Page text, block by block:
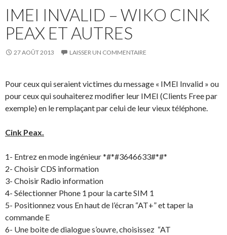
IMEI INVALID – WIKO CINK
PEAX ET AUTRES
27 AOÛT 2013 LAISSER UN COMMENTAIRE
Pour ceux qui seraient victimes du message « IMEI Invalid » ou
pour ceux qui souhaiterez modifier leur IMEI (Clients Free par
exemple) en le remplaçant par celui de leur vieux téléphone.
Cink Peax.
1- Entrez en mode ingénieur *#*#3646633#*#*
2- Choisir CDS information
3- Choisir Radio information
4- Sélectionner Phone 1 pour la carte SIM 1
5- Positionnez vous En haut de l’écran “AT+” et taper la
commande E
6- Une boite de dialogue s’ouvre, choisissez “AT